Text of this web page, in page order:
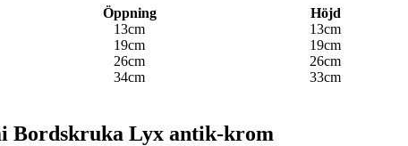
Öppning Höjd
13cm 13cm
19cm 19cm
26cm 26cm
34cm 33cm
Bordskruka Lyx antik-krom